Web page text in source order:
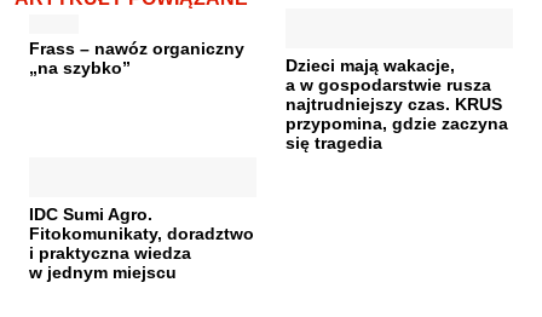
Frass – nawóz organiczny
„na szybko”
Dzieci mają wakacje,
a w gospodarstwie rusza
najtrudniejszy czas. KRUS
przypomina, gdzie zaczyna
się tragedia
IDC Sumi Agro.
Fitokomunikaty, doradztwo
i praktyczna wiedza
w jednym miejscu